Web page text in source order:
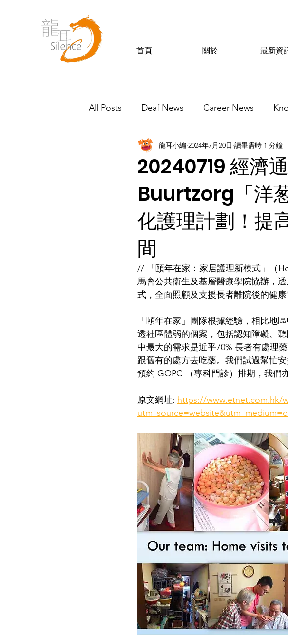
首頁 關於 最新資
All Posts Deaf News Career News
Silence’s Friends
20240719 經濟
Buurtzorg「洋
化護理計劃！提
間
龍耳小編 2024年7月20日 讀畢需時 1 分鐘
// 「頤年在家：家居護理新模式」（
馬會公共衞生及基層醫療學院協辦，
式，全面照顧及支援長者離院後的健康
「頤年在家」團隊根據經驗，相比地
透社區體弱的個案，包括認知障礙、
中最大的需求是近乎70% 長者有處理
跟舊有的處方去吃藥。我們試過幫忙
預約 GOPC （專科門診）排期，我
原文網址: https://www.etnet.com.hk/